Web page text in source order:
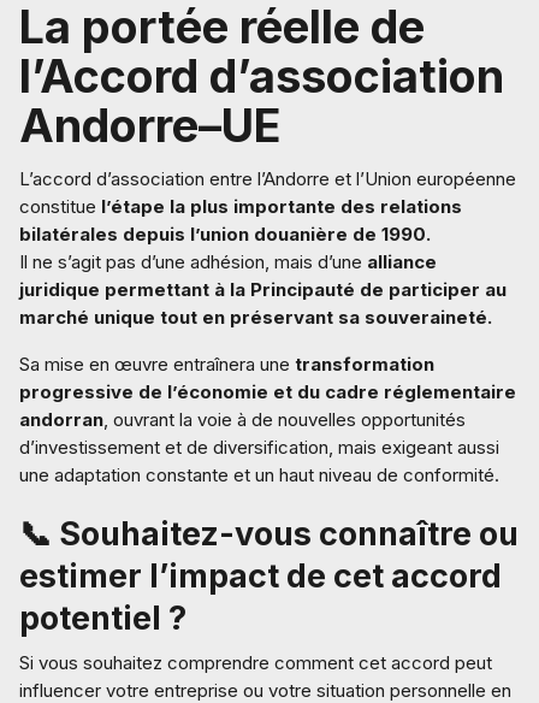
La portée réelle de
l’Accord d’association
Andorre–UE
L’accord d’association entre l’Andorre et l’Union européenne
constitue l’étape la plus importante des relations
bilatérales depuis l’union douanière de 1990.
Il ne s’agit pas d’une adhésion, mais d’une alliance
juridique permettant à la Principauté de participer au
marché unique tout en préservant sa souveraineté.
Sa mise en œuvre entraînera une transformation
progressive de l’économie et du cadre réglementaire
andorran, ouvrant la voie à de nouvelles opportunités
d’investissement et de diversification, mais exigeant aussi
une adaptation constante et un haut niveau de conformité.
📞 Souhaitez-vous connaître ou
estimer l’impact de cet accord
potentiel ?
Si vous souhaitez comprendre comment cet accord peut
influencer votre entreprise ou votre situation personnelle en